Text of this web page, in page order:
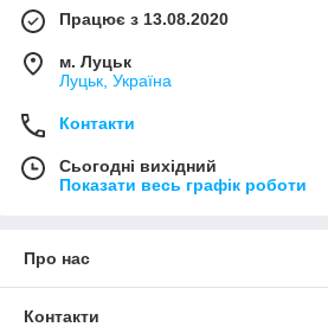
Працює з 13.08.2020
м. Луцьк
Луцьк, Україна
Контакти
Сьогодні вихідний
Показати весь графік роботи
Про нас
Контакти